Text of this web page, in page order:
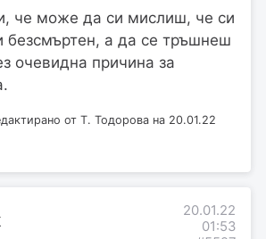
че може да си мислиш, че си
безсмъртен, а да се тръшнеш
очевидна причина за
от Т. Тодорова на 20.01.22
20.01.22
01:53